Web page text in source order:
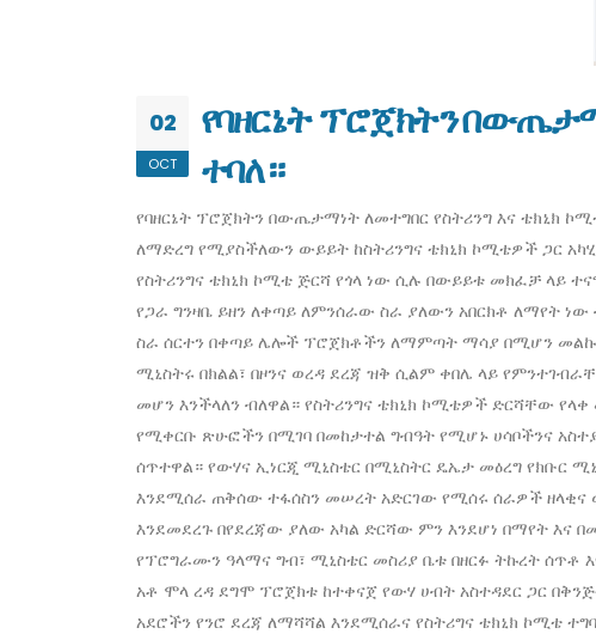
02
OCT
የባዘርኔት ፕሮጀክትን
ተባለ።
የባዘርኔት ፕሮጀክትን በውጤታማነት ለመተግበር የስትሪንግ እና ቴክኒክ
ለማድረግ የሚያስችለውን ውይይት ከስትሪንግና ቴክኒክ ኮሚቴዎች ጋር
የስትሪንግና ቴክኒክ ኮሚቴ ጅርሻ የጎላ ነው ሲሉ በውይይቱ መክፈቻ ላይ
የጋራ ግንዛቤ ይዘን ለቀጣይ ለምንሰራው ስራ ያለውን አበርክቶ ለማየት
ስራ ሰርተን በቀጣይ ሌሎች ፕሮጀክቶችን ለማምጣት ማሳያ በሚሆን መልኩ
ሚኒስትሩ በክልል፣ በዞንና ወረዳ ደረጃ ዝቅ ሲልም ቀበሌ ላይ
መሆን እንችላለን ብለዋል። የስትሪንግና ቴክኒክ ኮሚቴዎች ድርሻቸው
የሚቀርቡ ጽሁፎችን በሚገባ በመከታተል ግብዓት የሚሆኑ ሀሳቦችንና
ሰጥተዋል። የውሃና ኢነርጂ ሚኒስቴር በሚኒስትር ዴኤታ መዕረግ የክቡር
እንደሚሰራ ጠቅሰው ተፋሰስን መሠረት አድርገው የሚሰሩ ሰራዎች ዘላቂና
እንደመደረጉ በየደረጃው ያለው አካል ድርሻው ምን እንደሆነ በማየት እና
የፕሮግራሙን ዓላማና ግብ፣ ሚኒስቴር መስሪያ ቤቱ በዘርፉ ትኩረት ሰጥቶ
አቶ ሞላ ረዳ ደግሞ ፕሮጀክቱ ከተቀናጀ የውሃ ሀብት አስተዳደር ጋር
አደሮችን የንሮ ደረጃ ለማሻሻል እንደሚሰራና የስትሪግና ቴክኒክ ኮሚቴ